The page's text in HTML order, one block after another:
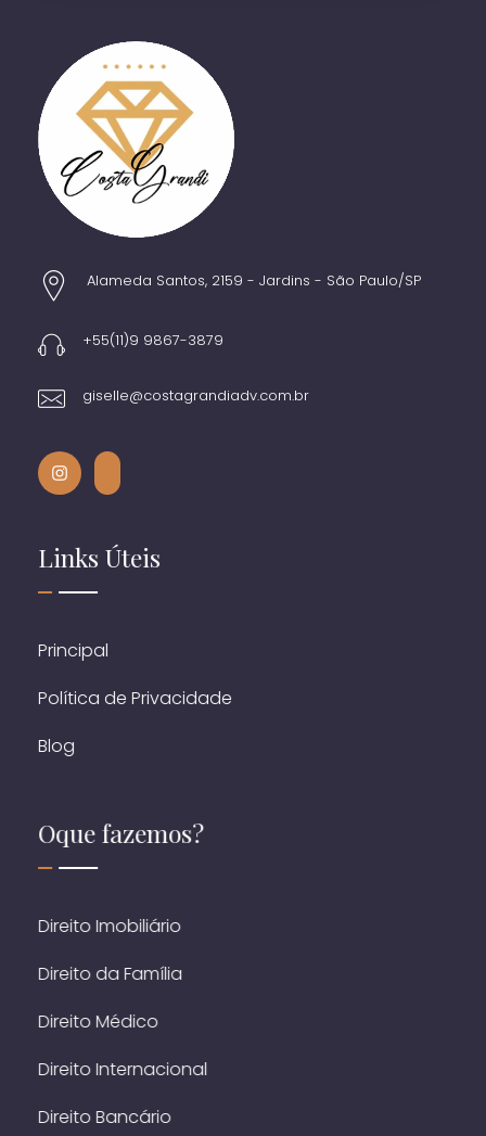
Alameda Santos, 2159 - Jardins - São Paulo/SP
+55(11)9 9867-3879
giselle@costagrandiadv.com.br
Links Úteis
Principal
Política de Privacidade
Blog
Oque fazemos?
Direito Imobiliário
Direito da Família
Direito Médico
Direito Internacional
Direito Bancário